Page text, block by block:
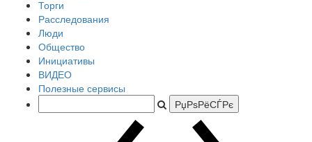
Торги
Расследования
Люди
Общество
Инициативы
ВИДЕО
Полезные сервисы